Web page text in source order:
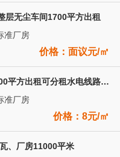
层无尘车间1700平方出租
准厂房
价格：面议元/㎡
谢岗标准楼上整层1600平方出租可分租水电线路齐全
准厂房
价格：8元/㎡
、厂房11000平米